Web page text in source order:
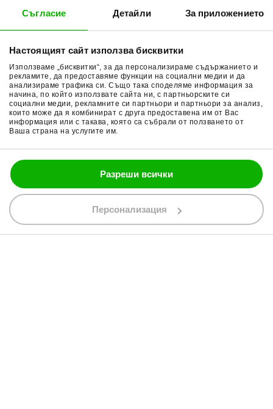
Съгласие Детайли За приложението
Настоящият сайт използва бисквитки
Използваме „бисквитки“, за да персонализираме съдържанието и
рекламите, да предоставяме функции на социални медии и да
анализираме трафика си. Също така споделяме информация за
начина, по който използвате сайта ни, с партньорските си
социални медии, рекламните си партньори и партньори за анализ,
които може да я комбинират с друга предоставена им от Вас
информация или с такава, която са събрали от ползването от
Ваша страна на услугите им.
Разреши всички
Персонализация
Методи доставка
Начини плащане
Връщане на стока
Общи условия
Поверителност
Политика за бисквитки
Ботуши за мотор
Гуми за мотор
Очила за мотор
Раници за мотор
Ръкавици за мотор
Части за мотор
088 200 7002
shop@bobimx.com